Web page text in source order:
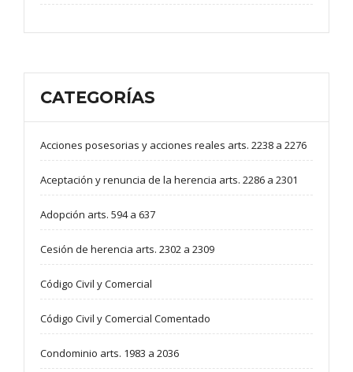
CATEGORÍAS
Acciones posesorias y acciones reales arts. 2238 a 2276
Aceptación y renuncia de la herencia arts. 2286 a 2301
Adopción arts. 594 a 637
Cesión de herencia arts. 2302 a 2309
Código Civil y Comercial
Código Civil y Comercial Comentado
Condominio arts. 1983 a 2036